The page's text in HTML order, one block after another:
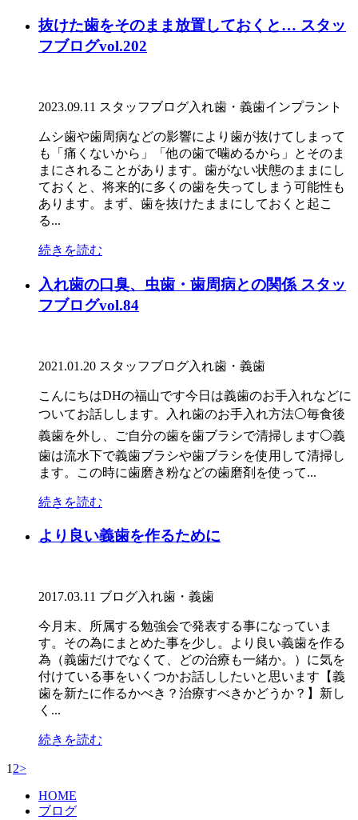
抜けた歯をそのまま放置しておくと… スタッ
フブログvol.202
2023.09.11 スタッフブログ入れ歯・義歯インプラント
ムシ歯や歯周病などの影響により歯が抜けてしまって
も「痛くないから」「他の歯で噛めるから」とそのま
まにされることがあります。歯がない状態のままにし
ておくと、将来的に多くの歯を失ってしまう可能性も
あります。まず、歯を抜けたままにしておくと起こ
る...
続きを読む
入れ歯の口臭、虫歯・歯周病との関係 スタッ
フブログvol.84
2021.01.20 スタッフブログ入れ歯・義歯
こんにちはDHの福山です今日は義歯のお手入れなどに
ついてお話しします。入れ歯のお手入れ方法⚪️毎食後
義歯を外し、ご自分の歯を歯ブラシで清掃します⚪️義
歯は流水下で義歯ブラシや歯ブラシを使用して清掃し
ます。この時に歯磨き粉などの歯磨剤を使って...
続きを読む
より良い義歯を作るために
2017.03.11 ブログ入れ歯・義歯
今月末、所属する勉強会で発表する事になっていま
す。その為にまとめた事を少し。より良い義歯を作る
為（義歯だけでなくて、どの治療も一緒か。）に気を
付けている事をいくつかお話ししたいと思います【義
歯を新たに作るかべき？治療すべきかどうか？】新し
く...
続きを読む
1 2>
HOME
ブログ